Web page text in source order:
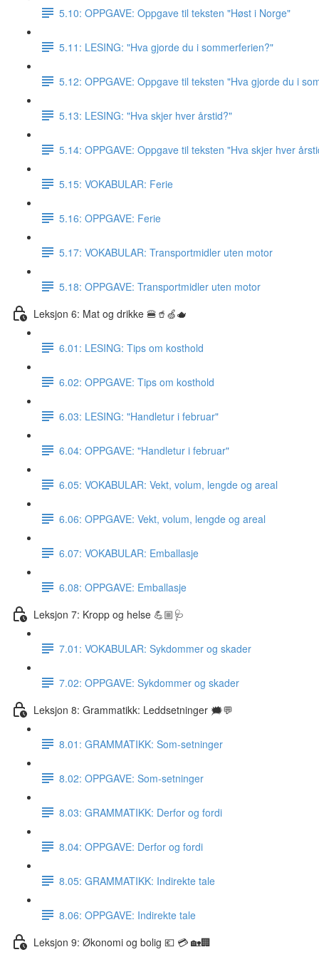
5.10: OPPGAVE: Oppgave til teksten "Høst i Norge"
5.11: LESING: "Hva gjorde du i sommerferien?"
5.12: OPPGAVE: Oppgave til teksten "Hva gjorde du i
5.13: LESING: "Hva skjer hver årstid?"
5.14: OPPGAVE: Oppgave til teksten "Hva skjer hver
5.15: VOKABULAR: Ferie
5.16: OPPGAVE: Ferie
5.17: VOKABULAR: Transportmidler uten motor
5.18: OPPGAVE: Transportmidler uten motor
Leksjon 6: Mat og drikke 🍔🥤🍏🫖
6.01: LESING: Tips om kosthold
6.02: OPPGAVE: Tips om kosthold
6.03: LESING: "Handletur i februar"
6.04: OPPGAVE: "Handletur i februar"
6.05: VOKABULAR: Vekt, volum, lengde og areal
6.06: OPPGAVE: Vekt, volum, lengde og areal
6.07: VOKABULAR: Emballasje
6.08: OPPGAVE: Emballasje
Leksjon 7: Kropp og helse 💪🏼🩺
7.01: VOKABULAR: Sykdommer og skader
7.02: OPPGAVE: Sykdommer og skader
Leksjon 8: Grammatikk: Leddsetninger 🗯💬
8.01: GRAMMATIKK: Som-setninger
8.02: OPPGAVE: Som-setninger
8.03: GRAMMATIKK: Derfor og fordi
8.04: OPPGAVE: Derfor og fordi
8.05: GRAMMATIKK: Indirekte tale
8.06: OPPGAVE: Indirekte tale
Leksjon 9: Økonomi og bolig 💶 💳 🏡🏢